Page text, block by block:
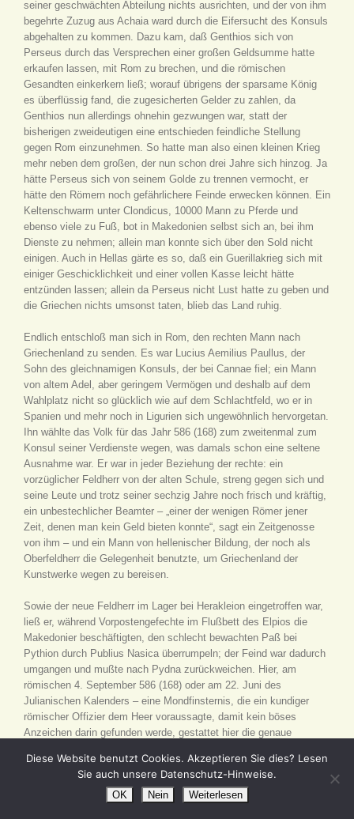
seiner geschwächten Abteilung nichts ausrichten, und der von ihm
begehrte Zuzug aus Achaia ward durch die Eifersucht des Konsuls
abgehalten zu kommen. Dazu kam, daß Genthios sich von
Perseus durch das Versprechen einer großen Geldsumme hatte
erkaufen lassen, mit Rom zu brechen, und die römischen
Gesandten einkerkern ließ; worauf übrigens der sparsame König
es überflüssig fand, die zugesicherten Gelder zu zahlen, da
Genthios nun allerdings ohnehin gezwungen war, statt der
bisherigen zweideutigen eine entschieden feindliche Stellung
gegen Rom einzunehmen. So hatte man also einen kleinen Krieg
mehr neben dem großen, der nun schon drei Jahre sich hinzog. Ja
hätte Perseus sich von seinem Golde zu trennen vermocht, er
hätte den Römern noch gefährlichere Feinde erwecken können. Ein
Keltenschwarm unter Clondicus, 10000 Mann zu Pferde und
ebenso viele zu Fuß, bot in Makedonien selbst sich an, bei ihm
Dienste zu nehmen; allein man konnte sich über den Sold nicht
einigen. Auch in Hellas gärte es so, daß ein Guerillakrieg sich mit
einiger Geschicklichkeit und einer vollen Kasse leicht hätte
entzünden lassen; allein da Perseus nicht Lust hatte zu geben und
die Griechen nichts umsonst taten, blieb das Land ruhig.
Endlich entschloß man sich in Rom, den rechten Mann nach
Griechenland zu senden. Es war Lucius Aemilius Paullus, der
Sohn des gleichnamigen Konsuls, der bei Cannae fiel; ein Mann
von altem Adel, aber geringem Vermögen und deshalb auf dem
Wahlplatz nicht so glücklich wie auf dem Schlachtfeld, wo er in
Spanien und mehr noch in Ligurien sich ungewöhnlich hervorgetan.
Ihn wählte das Volk für das Jahr 586 (168) zum zweitenmal zum
Konsul seiner Verdienste wegen, was damals schon eine seltene
Ausnahme war. Er war in jeder Beziehung der rechte: ein
vorzüglicher Feldherr von der alten Schule, streng gegen sich und
seine Leute und trotz seiner sechzig Jahre noch frisch und kräftig,
ein unbestechlicher Beamter – „einer der wenigen Römer jener
Zeit, denen man kein Geld bieten konnte“, sagt ein Zeitgenosse
von ihm – und ein Mann von hellenischer Bildung, der noch als
Oberfeldherr die Gelegenheit benutzte, um Griechenland der
Kunstwerke wegen zu bereisen.
Sowie der neue Feldherr im Lager bei Herakleion eingetroffen war,
ließ er, während Vorpostengefechte im Flußbett des Elpios die
Makedonier beschäftigten, den schlecht bewachten Paß bei
Pythion durch Publius Nasica überrumpeln; der Feind war dadurch
umgangen und mußte nach Pydna zurückweichen. Hier, am
römischen 4. September 586 (168) oder am 22. Juni des
Julianischen Kalenders – eine Mondfinsternis, die ein kundiger
römischer Offizier dem Heer voraussagte, damit kein böses
Anzeichen darin gefunden werde, gestattet hier die genaue
zufällig die Vorposten handgemein, und beide Teile entschlossen
sich, die eigentlich erst auf den nächsten Tag angesetzte Schlacht
sofort zu liefern. Ohne Helm und Panzer durch die Reihen
Diese Website benutzt Cookies. Akzeptieren Sie dies? Lesen
Sie auch unsere Datenschutz-Hinweise.
OK Nein Weiterlesen